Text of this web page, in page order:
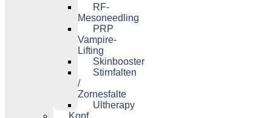
RF-
Mesoneedling
PRP
Vampire-
Lifting
Skinbooster
Stirnfalten
/
Zornesfalte
Ultherapy